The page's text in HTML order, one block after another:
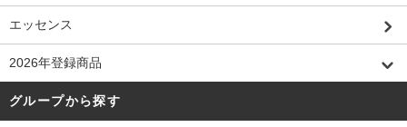
エッセンス
2026年登録商品
グループから探す